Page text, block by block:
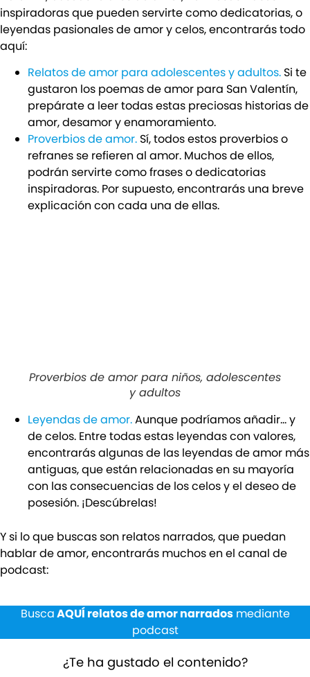
inspiradoras que pueden servirte como dedicatorias, o
leyendas pasionales de amor y celos, encontrarás todo
aquí:
Relatos de amor para adolescentes y adultos. Si te
gustaron los poemas de amor para San Valentín,
prepárate a leer todas estas preciosas historias de
amor, desamor y enamoramiento.
Proverbios de amor. Sí, todos estos proverbios o
refranes se refieren al amor. Muchos de ellos,
podrán servirte como frases o dedicatorias
inspiradoras. Por supuesto, encontrarás una breve
explicación con cada una de ellas.
Proverbios de amor para niños, adolescentes
y adultos
Leyendas de amor.Aunque podríamos añadir… y
de celos. Entre todas estas leyendas con valores,
encontrarás algunas de las leyendas de amor más
antiguas, que están relacionadas en su mayoría
con las consecuencias de los celos y el deseo de
posesión. ¡Descúbrelas!
Y si lo que buscas son relatos narrados, que puedan
hablar de amor, encontrarás muchos en el canal de
podcast:
BuscaAQUÍ relatos de amor narradosmediante
podcast
¿Te ha gustado el contenido?